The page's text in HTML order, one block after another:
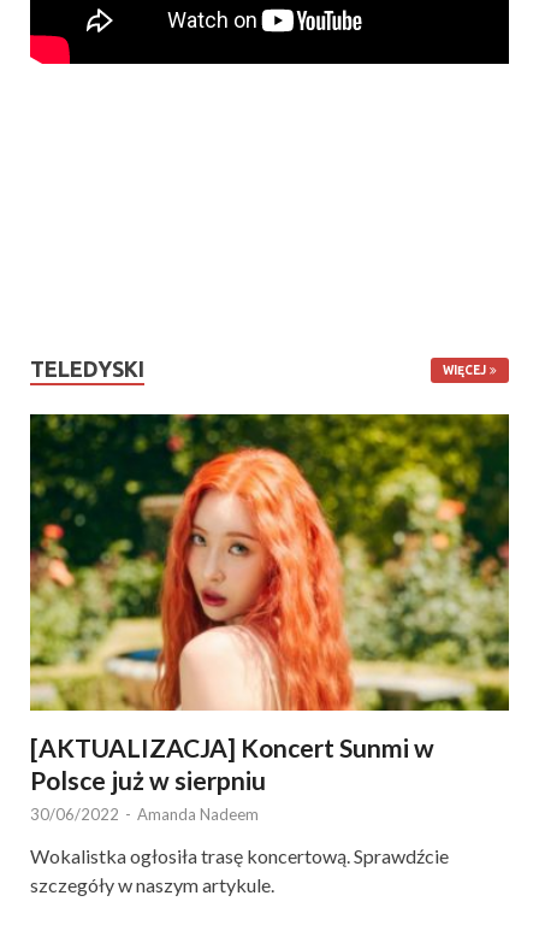
TELEDYSKI WIĘCEJ
[AKTUALIZACJA] Koncert Sunmi w
Polsce już w sierpniu
30/06/2022 - Amanda Nadeem
Wokalistka ogłosiła trasę koncertową. Sprawdźcie
szczegóły w naszym artykule.